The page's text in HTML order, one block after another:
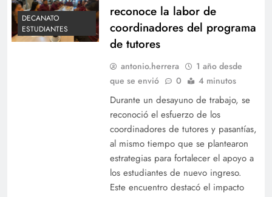
DECANATO
ESTUDIANTES
reconoce la labor de
coordinadores del programa
de tutores
antonio.herrera
1 año desde
que se envió
0 4 minutos
Durante un desayuno de trabajo, se
reconoció el esfuerzo de los
coordinadores de tutores y pasantías,
al mismo tiempo que se plantearon
estrategias para fortalecer el apoyo a
los estudiantes de nuevo ingreso.
Este encuentro destacó el impacto